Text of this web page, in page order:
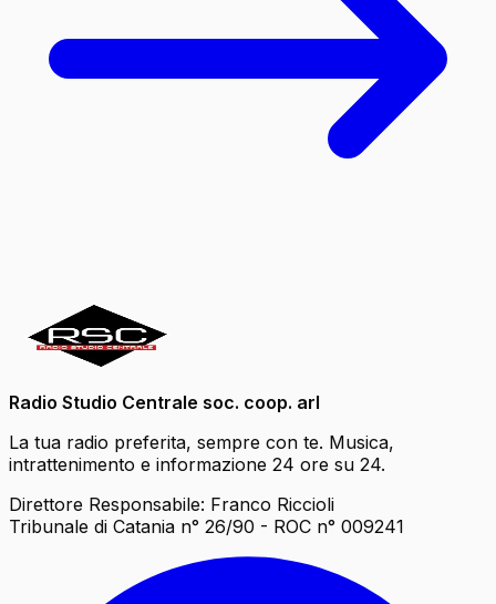
Radio Studio Centrale soc. coop. arl
La tua radio preferita, sempre con te. Musica,
intrattenimento e informazione 24 ore su 24.
Direttore Responsabile: Franco Riccioli
Tribunale di Catania n° 26/90 - ROC n° 009241